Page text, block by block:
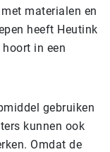
materialen en
heeft Heutink
in een
gebruiken
kunnen ook
Omdat de